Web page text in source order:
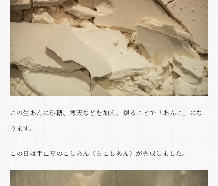
この生あんに砂糖、寒天などを加え、煉ることで「あんこ」にな
ります。
この日は手亡豆のこしあん（白こしあん）が完成しました。